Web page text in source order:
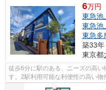
6万円
東急池
東急池
東急多
築33年
東京都
徒歩6分に駅のある、ニーズの高
す。2駅利用可能な利便性の高い
早めに不動産情報を集めたい方は